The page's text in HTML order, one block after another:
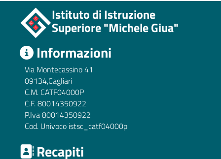
Istituto di Istruzione
Superiore "Michele Giua"
Informazioni
Via Montecassino 41
09134,Cagliari
C.M. CATF04000P
C.F. 80014350922
P.Iva 80014350922
Cod. Univoco istsc_catf04000p
Recapiti